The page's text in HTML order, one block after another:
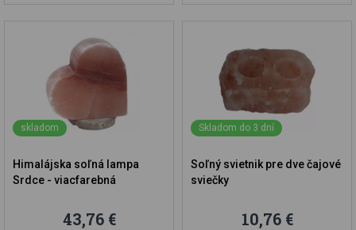
skladom
Himalájska soľná lampa
Srdce - viacfarebná
43,76 €
Skladom do 3 dní
Soľný svietnik pre dve čajové
sviečky
10,76 €